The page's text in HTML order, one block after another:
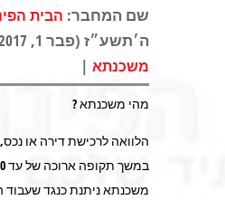
שם המחבר: הבית
ה׳תשע״ז (פבר 1, 2017) |
משכנתא |
מהי משכנתא ?
הלוואה לרכישת דירה או
משכנתא ניתנת כנגד שעבוד